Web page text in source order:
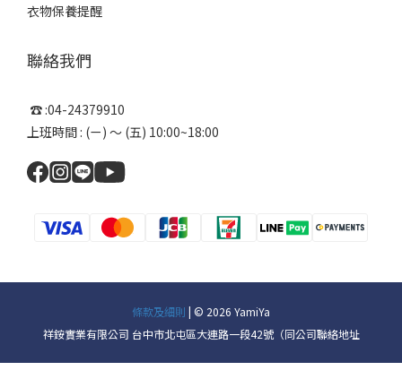
衣物保養提醒
聯絡我們
☎ :04-24379910
上班時間 : (ㄧ) ～ (五) 10:00~18:00
條款及細則 | © 2026 YamiYa
祥銨實業有限公司 台中市北屯區大連路一段42號（同公司聯絡地址